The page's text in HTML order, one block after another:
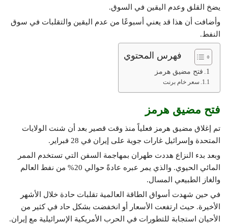
يضخ القلق وعدم اليقين في السوق.
وأضافت أن هذا قد يعني أسبوعًا من عدم اليقين والتقلبات في سوق
النفط.
فهرس المحتوي
فتح مضيق هرمز
سعر خام برنت
فتح مضيق هرمز
تم إغلاق مضيق هرمز فعلياً منذ وقت قصير بعد أن شنت الولايات
المتحدة وإسرائيل غارات جوية على إيران في 28 فبراير.
وبعد بدء النزاع هددت طهران بمهاجمة السفن التي تستخدم الممر
المائي الحيوي. والذي يمر عبره عادةً حوالي 20% من نفط العالم
والغاز الطبيعي المسال.
في حين شهدت أسواق الطاقة العالمية تقلبات حادة خلال الأشهر
الأخيرة. حيث ارتفعت الأسعار أو انخفضت بشكل حاد في كثير من
الأحيان استجابة للتطورات في الحرب الأمريكية الإسرائيلية مع إيران.